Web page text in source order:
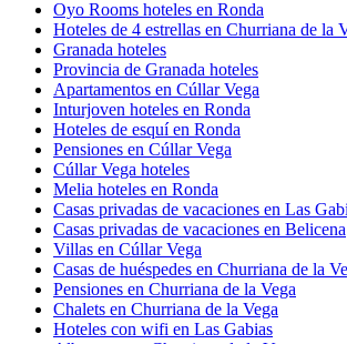
Oyo Rooms hoteles en Ronda
Hoteles de 4 estrellas en Churriana de la
Granada hoteles
Provincia de Granada hoteles
Apartamentos en Cúllar Vega
Inturjoven hoteles en Ronda
Hoteles de esquí en Ronda
Pensiones en Cúllar Vega
Cúllar Vega hoteles
Melia hoteles en Ronda
Casas privadas de vacaciones en Las
Casas privadas de vacaciones en Belicena
Villas en Cúllar Vega
Casas de huéspedes en Churriana de la
Pensiones en Churriana de la Vega
Chalets en Churriana de la Vega
Hoteles con wifi en Las Gabias